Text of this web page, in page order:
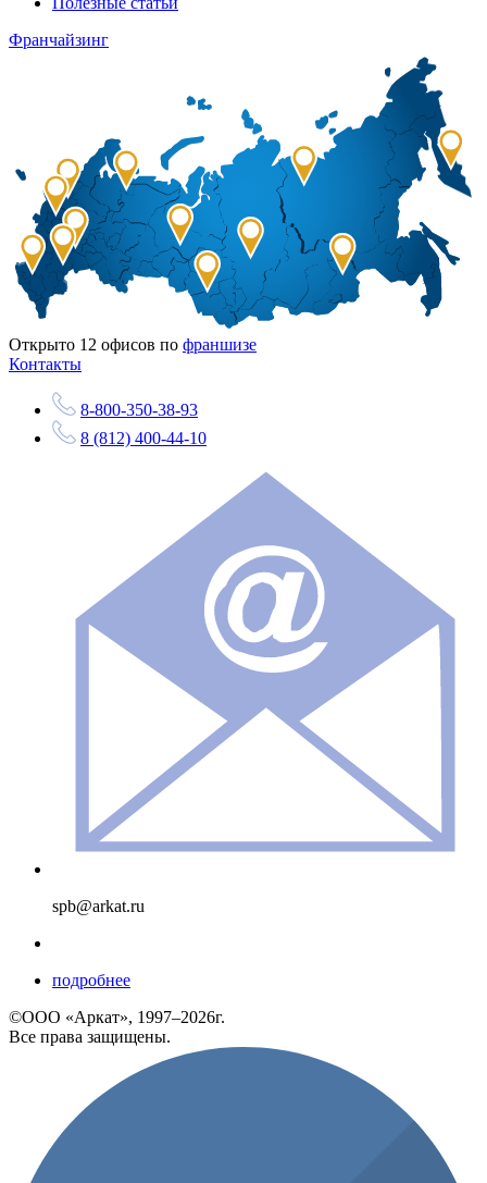
Франчайзинг
Открыто 12 офисов по франшизе
Контакты
8-800-350-38-93
8 (812) 400-44-10
spb@arkat.ru
подробнее
©ООО «Аркат», 1997–2026г.
Все права защищены.